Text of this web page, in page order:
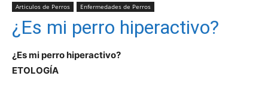
Perros
Articulos de Perros Enfermedades de Perros
¿Es mi perro hiperactivo?
¿Es mi perro hiperactivo?
ETOLOGÍA